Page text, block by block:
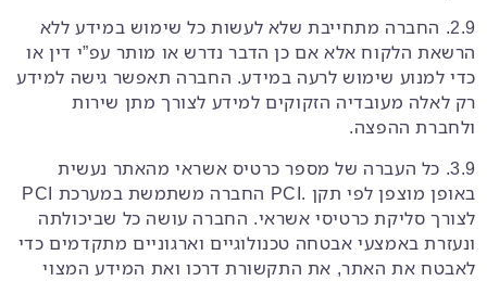
2.9. החברה מתחייבת שלא לעשות כל שימוש במידע ללא
הרשאת הלקוח אלא אם כן הדבר נדרש או מותר עפ”י דין או
כדי למנוע שימוש לרעה במידע. החברה תאפשר גישה למידע
רק לאלה מעובדיה הזקוקים למידע לצורך מתן שירות
ולחברת ההפצה.
3.9. כל העברה של מספר כרטיס אשראי מהאתר נעשית
באופן מוצפן לפי תקן .PCI החברה משתמשת במערכת PCI
לצורך סליקת כרטיסי אשראי. החברה עושה כל שביכולתה
ונעזרת באמצעי אבטחה טכנולוגיים וארגוניים מתקדמים כדי
לאבטח את האתר, את התקשורת דרכו ואת המידע המצוי